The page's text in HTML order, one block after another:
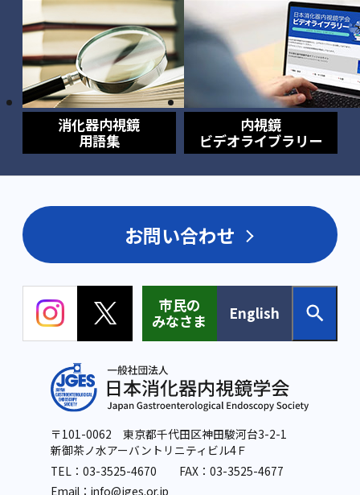
消化器内視鏡
用語集
内視鏡
ビデオライブラリー
お問い合わせ
市民の
みなさま
English
〒101-0062 東京都千代田区神田駿河台3-2-1
新御茶ノ水アーバントリニティビル4Ｆ
TEL：03-3525-4670 FAX：03-3525-4677
Email：info@jges.or.jp